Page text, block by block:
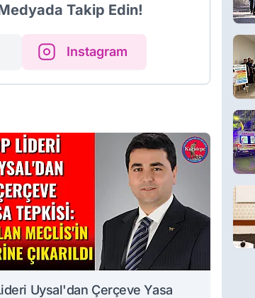
Takip Edin!
Instagram
Uysal'dan Çerçeve Yasa